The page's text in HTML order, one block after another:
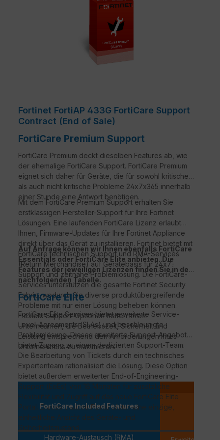
Fortinet FortiAP 433G FortiCare Support
Contract (End of Sale)
FortiCare Premium Support
FortiCare Premium deckt dieselben Features ab, wie
der ehemalige FortiCare Support. FortiCare Premium
eignet sich daher für Geräte, die für sowohl kritische
als auch nicht kritische Probleme 24x7x365 innerhalb
einer Stunde eine Antwort benötigen.
Mit dem FortiCare Premium Support erhalten Sie
erstklassigen Hersteller-Support für Ihre Fortinet
Lösungen. Eine laufenden FortiCare Lizenz erlaubt
Ihnen, Firmware-Updates für Ihre Fortinet Appliance
direkt über das Gerät zu installieren. Fortinet bietet mit
FortiCare technischen Support und RMA-Services
(Return Merchandise) auf Gerätebasis für 24x7-
Support und zeitnahe Problemlösung. Die FortiCare-
Services unterstützen die gesamte Fortinet Security
Fabric, wodurch Sie diverse produktübergreifende
Probleme mit nur einer Lösung beheben können.
Flexible Support-Optionen helfen Ihrem
Unternehmen, die Betriebszeit, Sicherheit und
Leistung entsprechend den Anforderungen Ihres
Unternehmens zu maximieren.
Auf Anfrage können wir Ihnen ebenfalls FortiCare
Essentials oder FortiCare Elite anbieten. Die
Features der jeweiligen Lizenzen finden Sie in der
nachfolgenden Tabelle.
FortiCare Elite
FortiCareElite Services bietet erweiterte Service-
Level-Agreements (SLAs) und beschleunigte
Problemlösung. Dieses erweiterte Support-Angebot
bietet Zugang zu einem dedizierten Support-Team.
Die Bearbeitung von Tickets durch ein technisches
Expertenteam rationalisiert die Lösung. Diese Option
bietet außerdem erweiterter End-of-Engineering-
Support (EoEs) von 18 Monaten für zusätzliche
Flexibilität und Zugriff auf das neue FortiCare Elite
Portal. Dieses intuitive Portal bietet eine einzige,
einheitliche Ansicht des Geräte- und
Sicherheitszustand.
FortiCare Included Features
Hardware-Austausch (RMA)